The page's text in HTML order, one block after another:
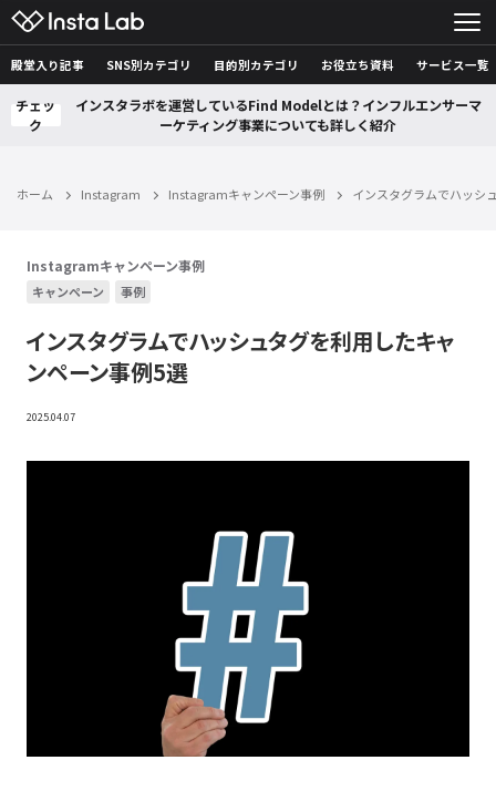
殿堂入り記事 SNS別カテゴリ 目的別カテゴリ お役立ち資料 サービス一覧
チェッ
ク
インスタラボを運営しているFind Modelとは？インフルエンサーマ
ーケティング事業についても詳しく紹介
ホーム Instagram Instagramキャンペーン事例 インスタグラムでハッシ
Instagramキャンペーン事例
キャンペーン 事例
インスタグラムでハッシュタグを利用したキャ
ンペーン事例5選
2025.04.07